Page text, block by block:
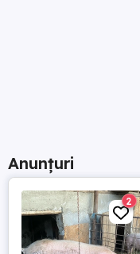
Anunțuri
2